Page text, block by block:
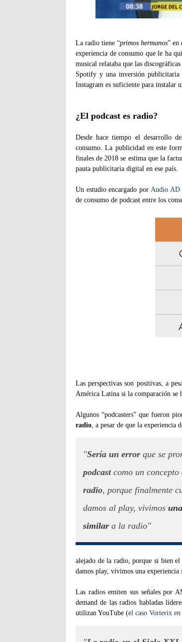
La radio tiene “primos hermanos” en
experiencia de consumo que le ha
musical relataba que las
Spotify y una inversión publicitaria
Instagram es suficiente para instalar
¿El podcast es radio?
Desde hace tiempo el desarrollo
consumo. La publicidad en este
finales de 2018 se estima que la
pauta publicitaria digital en ese país.
Un estudio encargado por Audio AD
de consumo de podcast entre los
Las perspectivas son positivas, a
América Latina si la comparación se
Algunos “podcasters” que fueron
radio , a pesar de que la experiencia
"Sería un error que se
podcast como un concepto
radio, porque finalmente
damos al play, vivimos
similar a la radio"
alejado de la radio, porque si bien
damos play, vivimos una experiencia
Las radios emiten sus señales por
demand de las radios habladas
utilizan YouTube (el caso Vorterix